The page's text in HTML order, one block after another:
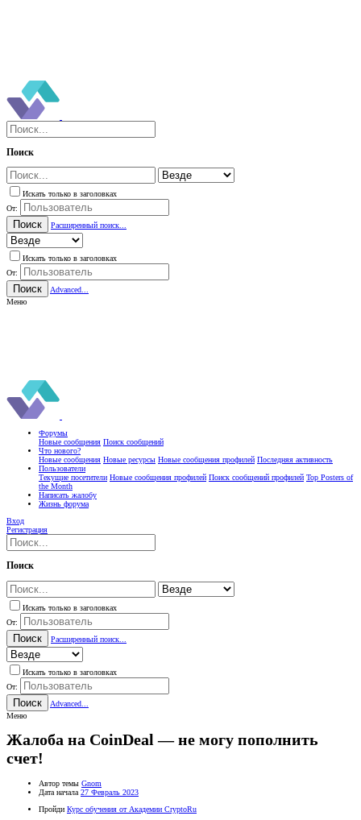
Поиск
Искать только в заголовках
От:
Поиск Расширенный поиск...
Искать только в заголовках
От:
Поиск
Advanced...
Меню
Форумы
Новые сообщения Поиск сообщений
Что нового?
Новые сообщения Новые ресурсы Новые сообщения профилей Последняя активность
Пользователи
Текущие посетители Новые сообщения профилей Поиск сообщений профилей Top Posters of
the Month
Написать жалобу
Жизнь форума
Вход
Регистрация
Поиск
Искать только в заголовках
От:
Поиск Расширенный поиск...
Искать только в заголовках
От:
Поиск
Advanced...
Меню
Жалоба на CoinDeal — не могу пополнить
счет!
Автор темы Gnom
Дата начала 27 Февраль 2023
Пройди Курс обучения от Академии CryptoRu